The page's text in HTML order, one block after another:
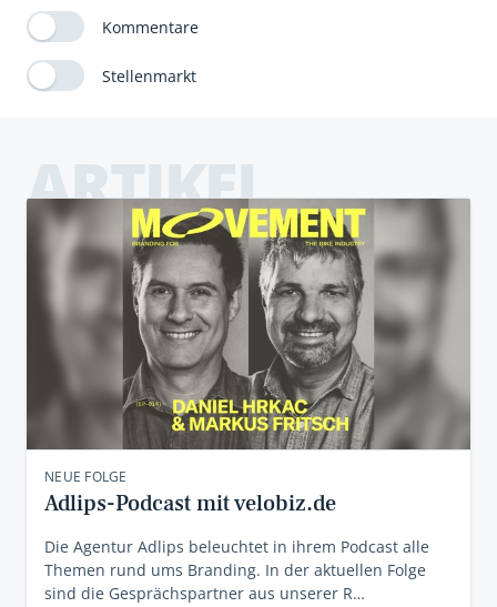
Kommentare
Stellenmarkt
ARTIKEL
NEUE FOLGE
Adlips-Podcast mit velobiz.de
Die Agentur Adlips beleuchtet in ihrem Podcast alle
Themen rund ums Branding. In der aktuellen Folge
sind die Gesprächspartner aus unserer R…